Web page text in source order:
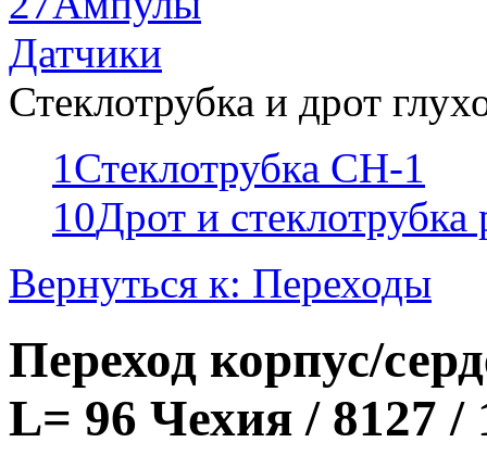
Датчики
Стеклотрубка и дрот
1Стеклотрубка СН-1
10Дрот и
Вернуться к: Переходы
Переход корпус/
L= 96 Чехия / 8127 /